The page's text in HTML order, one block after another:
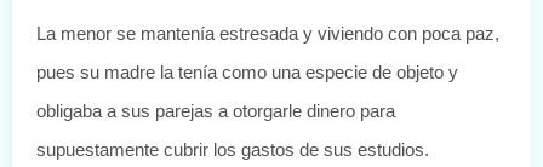
La menor se mantenía estresada y viviendo con poca paz,
pues su madre la tenía como una especie de objeto y
obligaba a sus parejas a otorgarle dinero para
supuestamente cubrir los gastos de sus estudios.